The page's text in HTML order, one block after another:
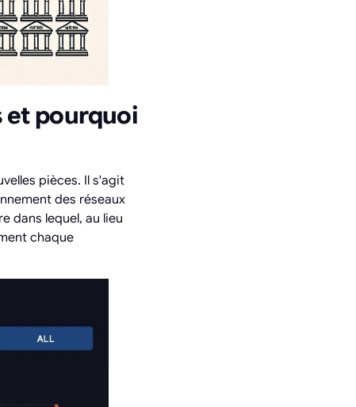
et pourquoi
pièces. Il s'agit
des réseaux
dans lequel, au lieu
chaque